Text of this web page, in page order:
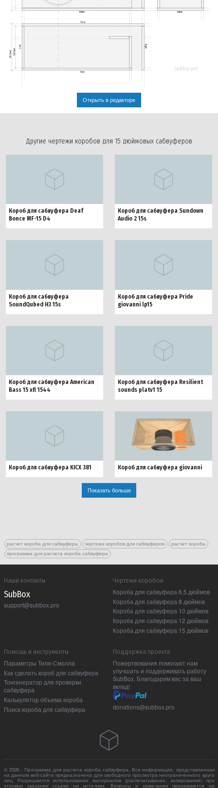
384.5мм 346.5мм
Bottom Bottom
Rear
Front
Left Right
subbox.pro
Открыть в редакторе
Другие чертежи коробов для 15 дюймовых сабвуферов
Короб для сабвуфера Deaf
Bonce MF-15 D4
Короб для сабвуфера Sundown
Audio 2 15s
Короб для сабвуфера
SoundQubed H3 15s
Короб для сабвуфера Pride
giovanni lp15
Короб для сабвуфера American
Bass 15 xfl 1544
Короб для сабвуфера Resilient
sounds platv1 15
Короб для сабвуфера KICX 381 Короб для сабвуфера giovanni
Показать больше
расчет короба для сабвуфера чертежи коробов для сабвуферов
расчет короба
программа для расчета короба сабвуфера
Наши контакты
Sub Box
support@subbox.pro
Чертежи коробов
Короба для сабвуфера 6.5 дюймов
Короба для сабвуфера 8 дюймов
Короба для сабвуфера 10 дюймов
Короба для сабвуфера 12 дюймов
Короба для сабвуфера 15 дюймов
Помошь и инструменты
Параметры Тиля-Смолла
Как сделать короб для сабвуфера
Тонгенератор для проверки
сабвуфера
Калькулятор объема короба
Поиск короба для сабвуфера
Поддержка проекта
Пожертвования помогают нам
улучшать и поддерживать работу
SubBox. Благодарим вас за ваш
вклад!
donations@subbox.pro
© 2026 - Программа для расчета короба сабвуфера. Вся информация, представленная
на данном веб-сайте предназначена для свободного просмотра неограниченного круга
лиц. Разрешается использование материалов (распечатывание, копирование) при
условии указания ссылки на источник. Вопросы и замечания принимаются на